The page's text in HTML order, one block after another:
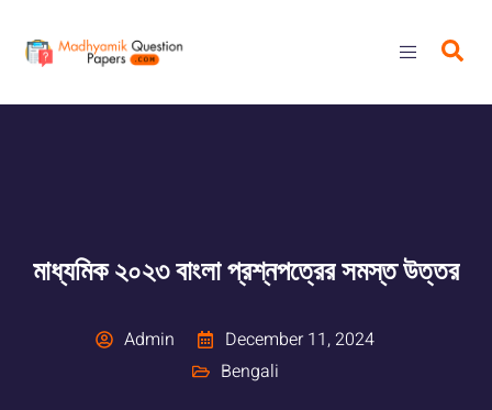
মাধ্যমিক ২০২৩ বাংলা প্রশ্নপত্রের সমস্ত উত্তর
Admin
December 11, 2024
Bengali